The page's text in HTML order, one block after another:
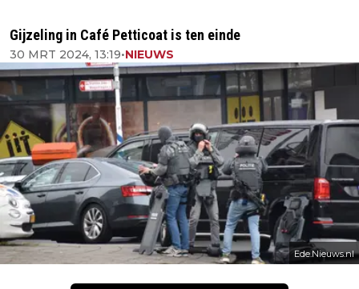
Gijzeling in Café Petticoat is ten einde
30 MRT 2024, 13:19•NIEUWS
Ede.Nieuws.nl